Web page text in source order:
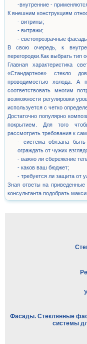
-внутренние -
К внешним конструкциям
- витрины;
- витражи;
- светопрозрачные
В свою очередь, к
перегородки.Как выбрать тип
Главная характеристика
«Стандартное» стекло
проводимостью холода. А
соответствовать многим
возможности регулировки
используется с четко
Достаточно популярно
покрытием. Для того
рассмотреть требования к
- система обязана быть
ограждать от чужих
- важно ли сбережение
- каков ваш бюджет;
- требуется ли защита от
Зная ответы на
консультанта подобрать
Фасады. Стеклянные
системы